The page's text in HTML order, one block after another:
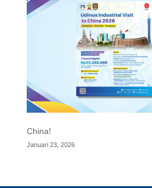
China!
Januari 23, 2026